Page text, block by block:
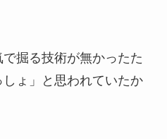
掘る技術が無かったた
ょ」と思われていたか